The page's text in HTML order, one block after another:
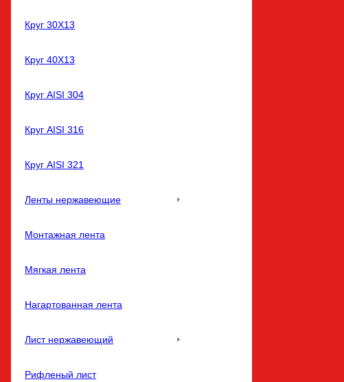
Круг 30Х13
Круг 40Х13
Круг AISI 304
Круг AISI 316
Круг AISI 321
Ленты нержавеющие
Монтажная лента
Мягкая лента
Нагартованная лента
Лист нержавеющий
Рифленый лист